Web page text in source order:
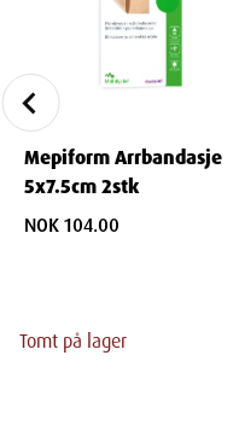
Mepiform Arrbandasje
5x7.5cm 2stk
NOK 104.00
Tomt på lager